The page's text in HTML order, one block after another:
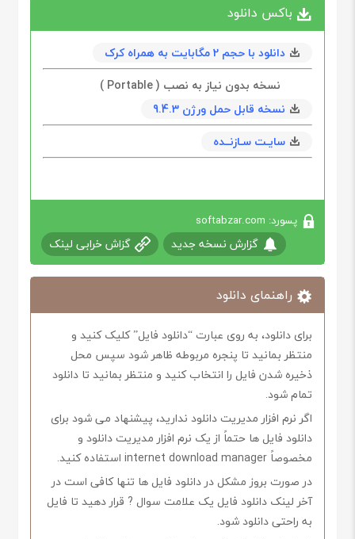
باکس دانلود
دانلود با حجم 2 مگابايت به همراه کرک
نسخه بدون نیاز به نصب ( Portable )
نسخه قابل حمل ورژن 9.4.3
سایـت سـازنــده
پسورد: softabzar.com
گزارش نسخه جدید گزاش خرابی لینک
راهنمای دانلود
برای دانلود، به روی عبارت “دانلود فایل” کلیک کنید و
منتظر بمانید تا پنجره مربوطه ظاهر شود سپس محل
ذخیره شدن فایل را انتخاب کنید و منتظر بمانید تا دانلود
تمام شود.
اگر نرم افزار مدیریت دانلود ندارید، پیشنهاد می شود برای
دانلود فایل ها حتماً از یک نرم افزار مدیریت دانلود و
مخصوصاً internet download manager استفاده کنید.
در صورت بروز مشکل در دانلود فایل ها تنها کافی است در
آخر لینک دانلود فایل یک علامت سوال ? قرار دهید تا فایل
به راحتی دانلود شود.